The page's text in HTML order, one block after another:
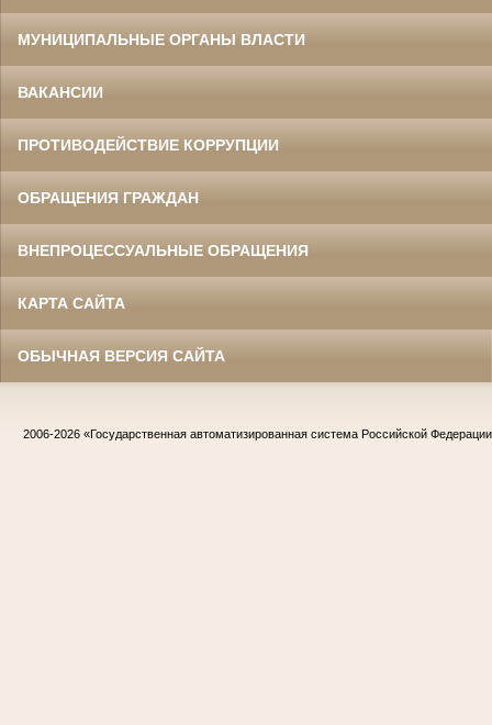
МУНИЦИПАЛЬНЫЕ ОРГАНЫ ВЛАСТИ
ВАКАНСИИ
ПРОТИВОДЕЙСТВИЕ КОРРУПЦИИ
ОБРАЩЕНИЯ ГРАЖДАН
ВНЕПРОЦЕССУАЛЬНЫЕ ОБРАЩЕНИЯ
КАРТА САЙТА
ОБЫЧНАЯ ВЕРСИЯ САЙТА
2006-2026 «Государственная автоматизированная система Российской